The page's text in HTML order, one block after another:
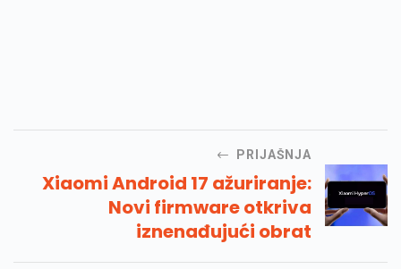
PRIJAŠNJA
Xiaomi Android 17 ažuriranje:
Novi firmware otkriva
iznenađujući obrat